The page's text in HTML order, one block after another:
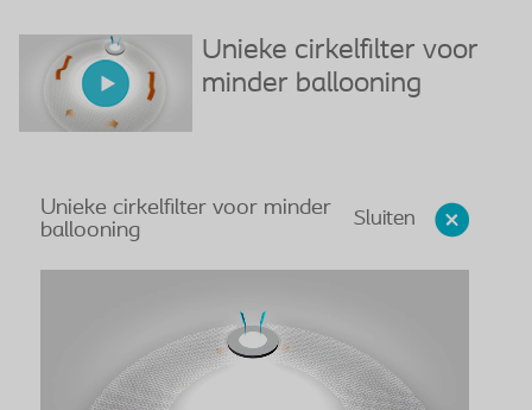
Unieke cirkelfilter voor
minder ballooning
Sluiten
Unieke cirkelfilter voor minder
ballooning